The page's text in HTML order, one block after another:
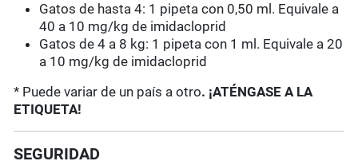
Gatos de hasta 4: 1 pipeta con 0,50 ml. Equivale a
40 a 10 mg/kg de imidacloprid
Gatos de 4 a 8 kg: 1 pipeta con 1 ml. Equivale a 20
a 10 mg/kg de imidacloprid
* Puede variar de un país a otro. ¡ATÉNGASE A LA
ETIQUETA!
SEGURIDAD